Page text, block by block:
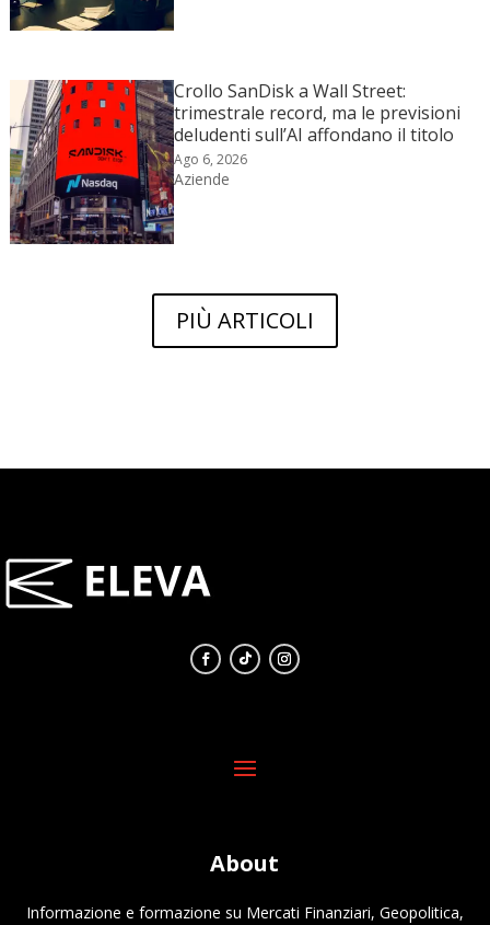
Crollo SanDisk a Wall Street:
trimestrale record, ma le previsioni
deludenti sull’AI affondano il titolo
Ago 6, 2026
Aziende
PIÙ ARTICOLI
About
Informazione e formazione su Mercati Finanziari, Geopolitica,